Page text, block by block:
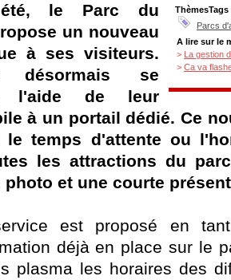
ThèmesTags
Parcs
A lire sur le
> La gestion
> Ca va
le Parc du
un nouveau
à ses visiteurs.
désormais se
l'aide de leur
à un portail dédié. Ce
le temps d'attente ou
les attractions du
photo et une courte
est proposé en
déjà en place sur le
plasma les horaires des